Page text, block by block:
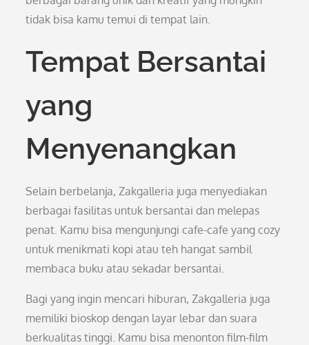
tidak bisa kamu temui di tempat lain.
Tempat Bersantai
yang
Menyenangkan
Selain berbelanja, Zakgalleria juga menyediakan
berbagai fasilitas untuk bersantai dan melepas
penat. Kamu bisa mengunjungi cafe-cafe yang cozy
untuk menikmati kopi atau teh hangat sambil
membaca buku atau sekadar bersantai.
Bagi yang ingin mencari hiburan, Zakgalleria juga
memiliki bioskop dengan layar lebar dan suara
berkualitas tinggi. Kamu bisa menonton film-film